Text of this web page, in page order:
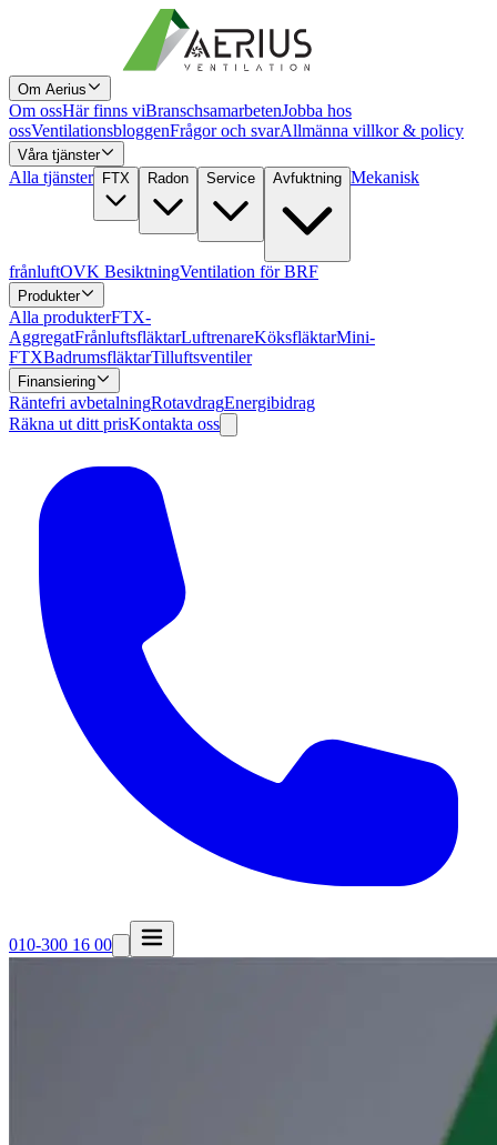
Om Aerius
Om ossHär finns viBranschsamarbetenJobba hos
ossVentilationsbloggenFrågor och svarAllmänna villkor & policy
Våra tjänster
Alla tjänster FTX Radon Service Avfuktning Mekanisk
frånluftOVK BesiktningVentilation för BRF
Produkter
Alla produkterFTX-
AggregatFrånluftsfläktarLuftrenareKöksfläktarMini-
FTXBadrumsfläktarTilluftsventiler
Finansiering
Räntefri avbetalningRotavdragEnergibidrag
Räkna ut ditt prisKontakta oss
010-300 16 00